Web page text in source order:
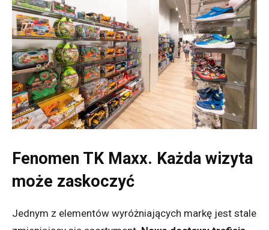
Fenomen TK Maxx. Każda wizyta
może zaskoczyć
Jednym z elementów wyróżniających markę jest stale